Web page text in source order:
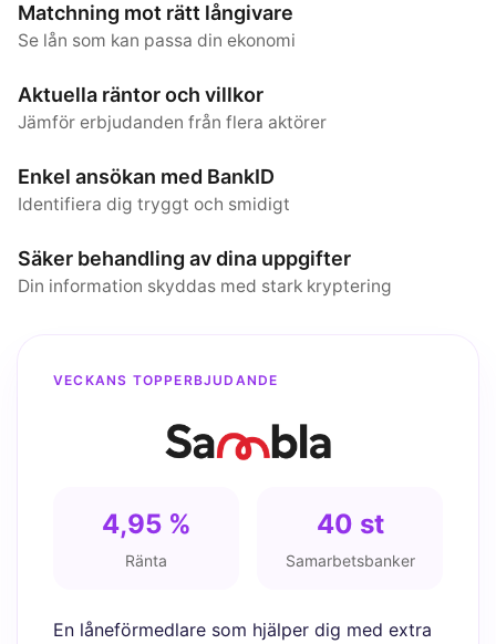
Matchning mot rätt långivare
Se lån som kan passa din ekonomi
Aktuella räntor och villkor
Jämför erbjudanden från flera aktörer
Enkel ansökan med BankID
Identifiera dig tryggt och smidigt
Säker behandling av dina uppgifter
Din information skyddas med stark kryptering
VECKANS TOPPERBJUDANDE
4,95 %
Ränta
40 st
Samarbetsbanker
En låneförmedlare som hjälper dig med extra